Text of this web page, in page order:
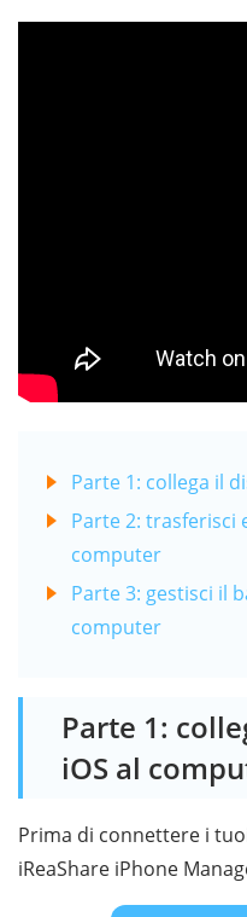
Parte 1: collega il
Parte 2: trasferisci
computer
Parte 3: gestisci il
computer
Parte 1:
iOS al
Prima di connettere i
iReaShare iPhone